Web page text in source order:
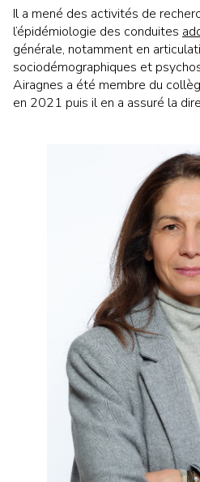
Il a mené des activités de
l’épidémiologie des conduites
générale, notamment en
sociodémographiques et
Airagnes a été membre du
en 2021 puis il en a assuré la